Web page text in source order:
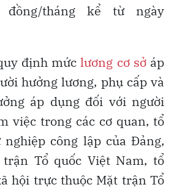
đồng/tháng kể từ ngày
định mứclương cơ sởáp
hưởng lương, phụ cấp và
áp dụng đối với người
việc trong các cơ quan, tổ
công lập của Đảng,
Tổ quốc Việt Nam, tổ
hội trực thuộc Mặt trận Tổ